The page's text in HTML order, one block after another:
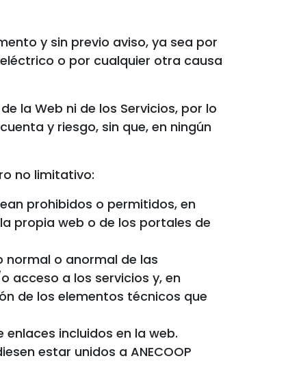
y sin previo aviso, ya sea por
o por cualquier otra causa
la Web ni de los Servicios, por lo
y riesgo, sin que, en ningún
no limitativo:
prohibidos o permitidos, en
propia web o de los portales de
normal o anormal de las
acceso a los servicios y, en
de los elementos técnicos que
incluidos en la web.
estar unidos a ANECOOP